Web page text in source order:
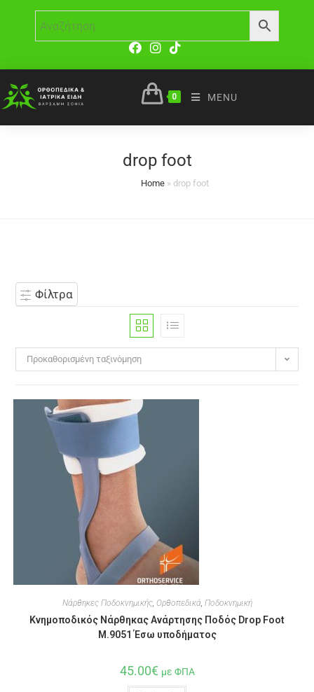
0 MENU
drop foot
Home» drop foot
Φίλτρα
Προκαθορισμένη ταξινόμηση
Νάρθηκες Ποδοκνημικής, Ορθοπεδικά, Ποδοκνημική
Κνημοποδικός Νάρθηκας Ανάρτησης Ποδός Drop Foot
M.9051 Έσω υποδήματος
45.00€ με ΦΠΑ